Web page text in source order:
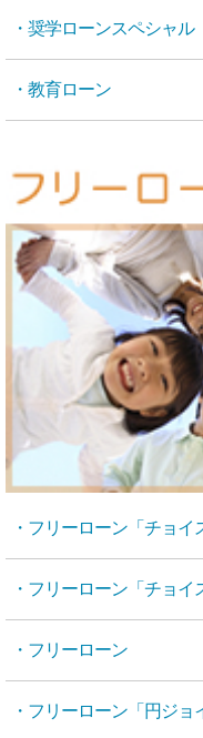
・奨学ローンスペシャル
・教育ローン
・フリーローン「チョイ
・フリーローン「チョイ
・フリーローン
・フリーローン「円ジョ